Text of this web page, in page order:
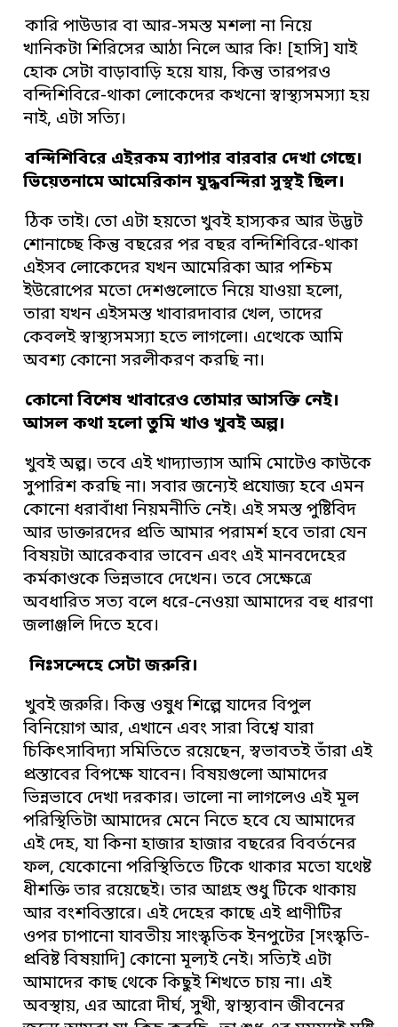
কারি পাউডার বা আর-সমস্ত মশলা না নিয়ে
খানিকটা শিরিসের আঠা নিলে আর কি! [হাসি] যাই
হোক সেটা বাড়াবাড়ি হয়ে যায়, কিন্তু তারপরও
বন্দিশিবিরে-থাকা লোকেদের কখনো স্বাস্থ্যসমস্যা হয়
নাই, এটা সত্যি।
বন্দিশিবিরে এইরকম ব্যাপার বারবার দেখা গেছে।
ভিয়েতনামে আমেরিকান যুদ্ধবন্দিরা সুস্থই ছিল।
ঠিক তাই। তো এটা হয়তো খুবই হাস্যকর আর উদ্ভট
শোনাচ্ছে কিন্তু বছরের পর বছর বন্দিশিবিরে-থাকা
এইসব লোকেদের যখন আমেরিকা আর পশ্চিম
ইউরোপের মতো দেশগুলোতে নিয়ে যাওয়া হলো,
তারা যখন এইসমস্ত খাবারদাবার খেল, তাদের
কেবলই স্বাস্থ্যসমস্যা হতে লাগলো। এত্থেকে আমি
অবশ্য কোনো সরলীকরণ করছি না।
কোনো বিশেষ খাবারেও তোমার আসক্তি নেই।
আসল কথা হলো তুমি খাও খুবই অল্প।
খুবই অল্প। তবে এই খাদ্যাভ্যাস আমি মোটেও কাউকে
সুপারিশ করছি না। সবার জন্যেই প্রযোজ্য হবে এমন
কোনো ধরাবাঁধা নিয়মনীতি নেই। এই সমস্ত পুষ্টিবিদ
আর ডাক্তারদের প্রতি আমার পরামর্শ হবে তারা যেন
বিষয়টা আরেকবার ভাবেন এবং এই মানবদেহের
কর্মকাণ্ডকে ভিন্নভাবে দেখেন। তবে সেক্ষেত্রে
অবধারিত সত্য বলে ধরে-নেওয়া আমাদের বহু ধারণা
জলাঞ্জলি দিতে হবে।
নিঃসন্দেহে সেটা জরুরি।
খুবই জরুরি। কিন্তু ওষুধ শিল্পে যাদের বিপুল
বিনিয়োগ আর, এখানে এবং সারা বিশ্বে যারা
চিকিৎসাবিদ্যা সমিতিতে রয়েছেন, স্বভাবতই তাঁরা এই
প্রস্তাবের বিপক্ষে যাবেন। বিষয়গুলো আমাদের
ভিন্নভাবে দেখা দরকার। ভালো না লাগলেও এই মূল
পরিস্থিতিটা আমাদের মেনে নিতে হবে যে আমাদের
এই দেহ, যা কিনা হাজার হাজার বছরের বিবর্তনের
ফল, যেকোনো পরিস্থিতিতে টিকে থাকার মতো যথেষ্ট
ধীশক্তি তার রয়েছেই। তার আগ্রহ শুধু টিকে থাকায়
আর বংশবিস্তারে। এই দেহের কাছে এই প্রাণীটির
ওপর চাপানো যাবতীয় সাংস্কৃতিক ইনপুটের [সংস্কৃতি-
প্রবিষ্ট বিষয়াদি] কোনো মূল্যই নেই। সত্যিই এটা
আমাদের কাছ থেকে কিছুই শিখতে চায় না। এই
অবস্থায়, এর আরো দীর্ঘ, সুখী, স্বাস্থ্যবান জীবনের